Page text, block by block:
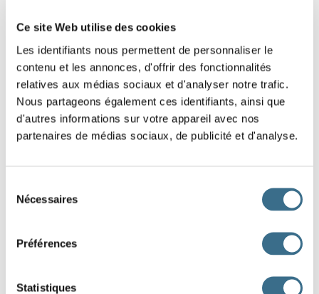
Ce site Web utilise des cookies
Les identifiants nous permettent de personnaliser le
contenu et les annonces, d'offrir des fonctionnalités
relatives aux médias sociaux et d'analyser notre trafic.
Nous partageons également ces identifiants, ainsi que
d'autres informations sur votre appareil avec nos
partenaires de médias sociaux, de publicité et d'analyse.
Nécessaires
Préférences
Statistiques